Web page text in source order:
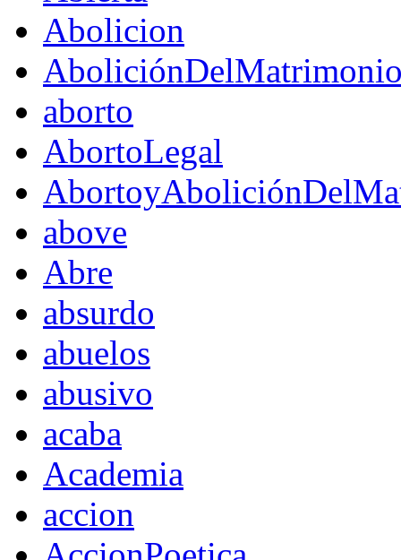
Abolicion
aborto
AbortoLegal
above
Abre
absurdo
abuelos
abusivo
acaba
Academia
accion